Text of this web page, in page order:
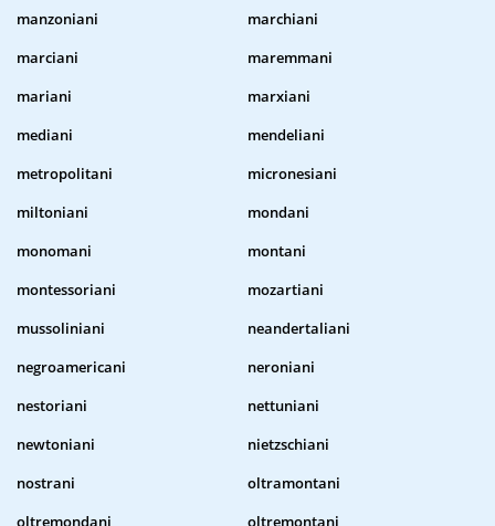
manzoniani
marchiani
marciani
maremmani
mariani
marxiani
mediani
mendeliani
metropolitani
micronesiani
miltoniani
mondani
monomani
montani
montessoriani
mozartiani
mussoliniani
neandertaliani
negroamericani
neroniani
nestoriani
nettuniani
newtoniani
nietzschiani
nostrani
oltramontani
oltremondani
oltremontani